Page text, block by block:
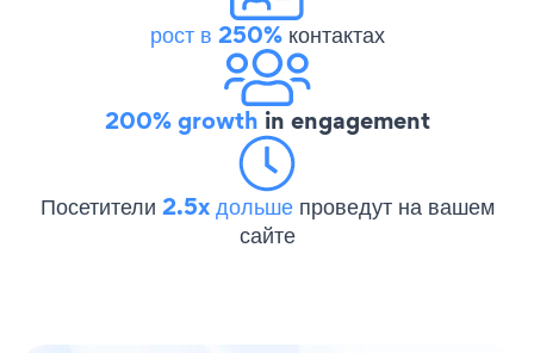
рост в 250%контактах
200% growth in engagement
Посетители 2.5x дольше проведут на вашем
сайте